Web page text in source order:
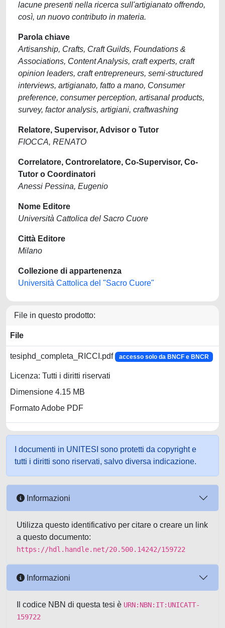
lacune presenti nella ricerca sull'artigianato offrendo,
così, un nuovo contributo in materia.
Parola chiave
Artisanship, Crafts, Craft Guilds, Foundations &
Associations, Content Analysis, craft experts, craft
opinion leaders, craft entrepreneurs, semi-structured
interviews, artigianato, fatto a mano, Consumer
preference, consumer perception, artisanal products,
survey, factor analysis, artigiani, craftwashing
Relatore, Supervisor, Advisor o Tutor
FIOCCA, RENATO
Correlatore, Controrelatore, Co-Supervisor, Co-
Tutor o Coordinatori
Anessi Pessina, Eugenio
Nome Editore
Università Cattolica del Sacro Cuore
Città Editore
Milano
Collezione di appartenenza
Università Cattolica del "Sacro Cuore"
File in questo prodotto:
File
tesiphd_completa_RICCI.pdf accesso solo da BNCF e BNCR
Licenza: Tutti i diritti riservati
Dimensione 4.15 MB
Formato Adobe PDF
I documenti in UNITESI sono protetti da copyright e
tutti i diritti sono riservati, salvo diversa indicazione.
Informazioni
Utilizza questo identificativo per citare o creare un link
a questo documento:
https://hdl.handle.net/20.500.14242/159722
Informazioni
Il codice NBN di questa tesi è URN:NBN:IT:UNICATT-
159722